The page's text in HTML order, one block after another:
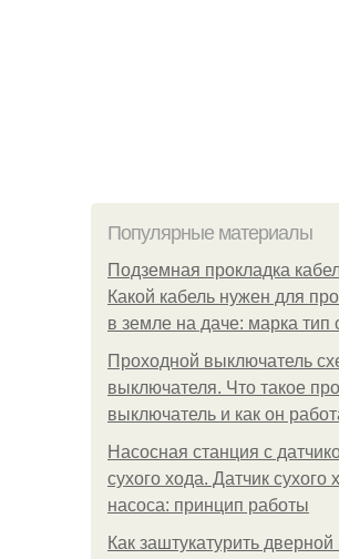
Популярные материалы
Подземная прокладка
Какой кабель нужен для
в земле на даче: марка тип
Проходной выключатель
выключателя. Что такое
выключатель и как он
Насосная станция с
сухого хода. Датчик сухого
насоса: принцип работы
Как заштукатурить